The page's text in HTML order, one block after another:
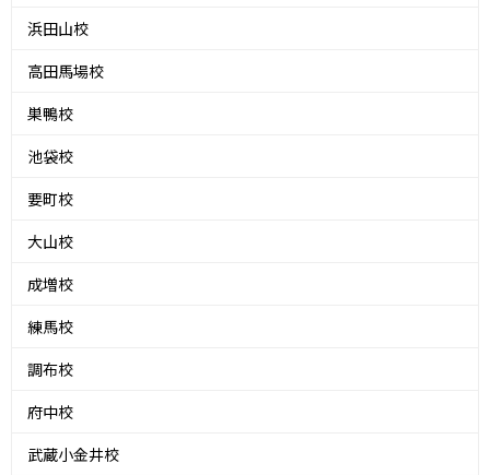
浜田山校
高田馬場校
巣鴨校
池袋校
要町校
大山校
成増校
練馬校
調布校
府中校
武蔵小金井校